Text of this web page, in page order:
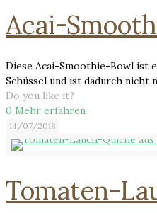
Acai-
Diese Acai-Smoothie-Bowl ist
Schüssel und ist dadurch nicht
Do you like it?
0 Mehr erfahren
14/07/2018
Tomaten-